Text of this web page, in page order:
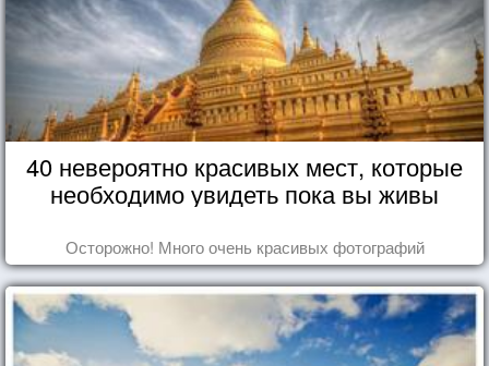
40 невероятно красивых мест, которые
необходимо увидеть пока вы живы
Осторожно! Много очень красивых фотографий